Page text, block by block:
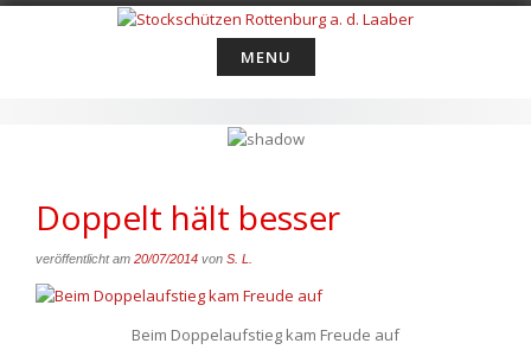
MENU
Doppelt hält besser
veröffentlicht am 20/07/2014 von S. L.
Beim Doppelaufstieg kam Freude auf